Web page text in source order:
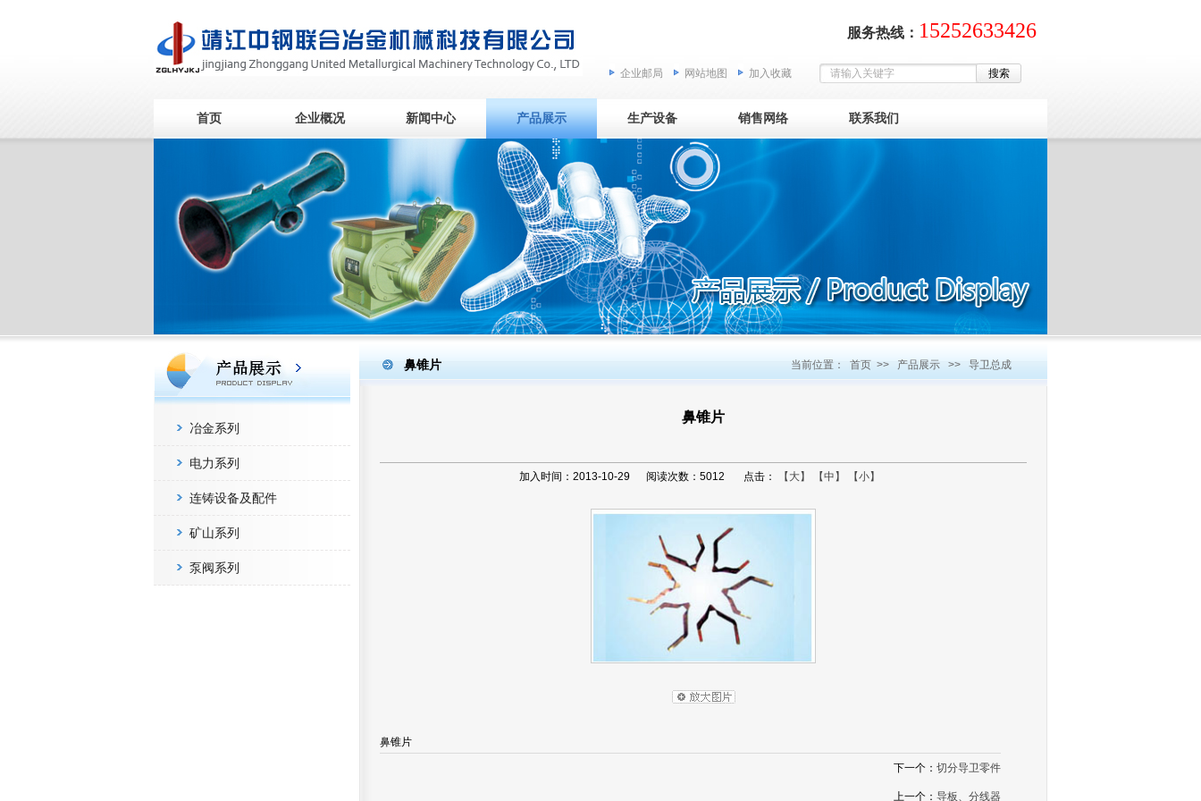
服务热线： 15252633426
企业邮局 网站地图 加入收藏
首页 企业概况 新闻中心 产品展示 生产设备 销售网络 联系我们
冶金系列
电力系列
连铸设备及配件
矿山系列
泵阀系列
鼻锥片 当前位置： 首页 >> 产品展示 >> 导卫总成
鼻锥片
加入时间：2013-10-29 阅读次数：5012 点击： 【大】 【中】 【小】
鼻锥片
下一个： 切分导卫零件
上一个： 导板、分线器